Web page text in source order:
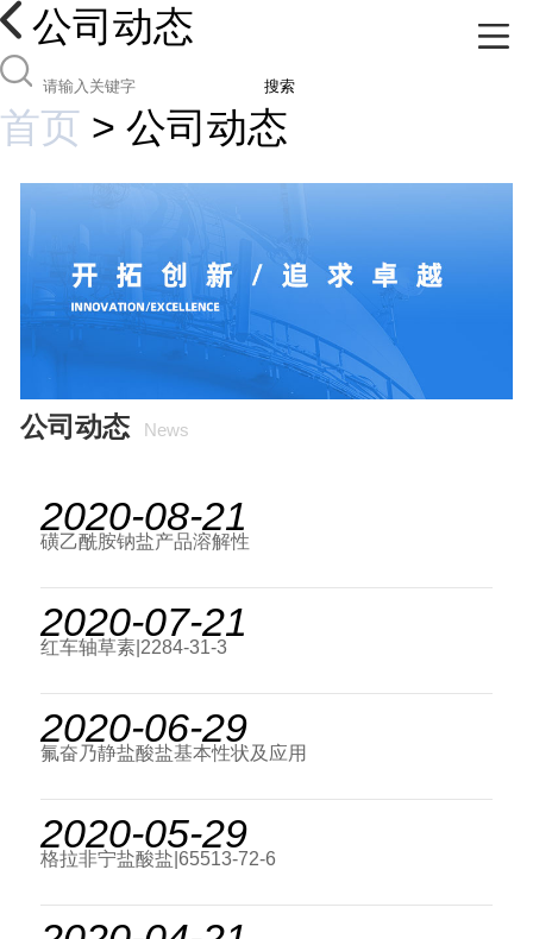
公司动态
搜索
首页 > 公司动态
公司动态 News
2020-08-21
磺乙酰胺钠盐产品溶解性
2020-07-21
红车轴草素|2284-31-3
2020-06-29
氟奋乃静盐酸盐基本性状及应用
2020-05-29
格拉非宁盐酸盐|65513-72-6